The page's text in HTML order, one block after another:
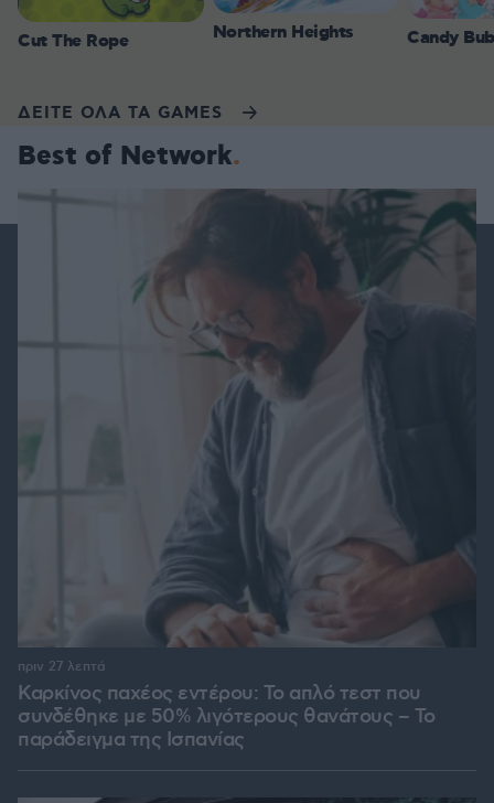
Cut The Rope Northern Heights Candy
ΔΕΙΤΕ ΟΛΑ ΤΑ GAMES
Best of Network
Καρκίνος παχέος εντέρου: Το απλό τεστ που
συνδέθηκε με 50% λιγότερους θανάτους – Το
παράδειγμα της Ισπανίας
πριν 27 λεπτά